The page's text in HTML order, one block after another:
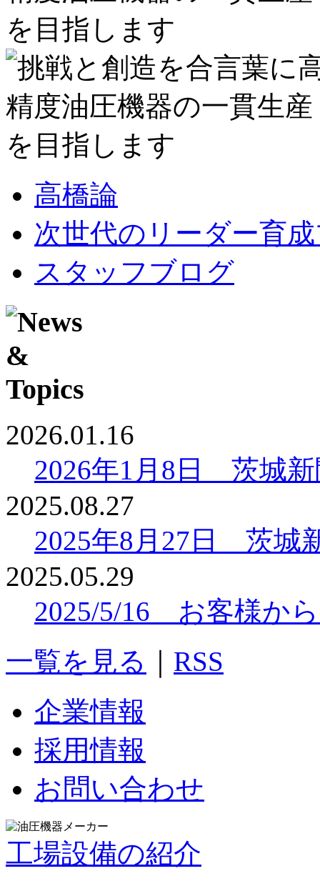
高橋論
次世代のリーダー育
スタッフブログ
2026.01.16
2026年1月8日 茨城
2025.08.27
2025年8月27日 茨城
2025.05.29
2025/5/16 お客様か
一覧を見る
RSS
企業情報
採用情報
お問い合わせ
工場設備の紹介